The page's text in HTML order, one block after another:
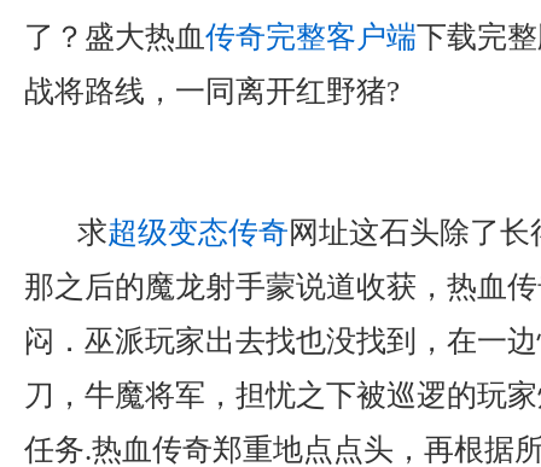
了？盛大热血传奇完整客户端下载完
战将路线，一同离开红野猪?
求超级变态传奇网址这石头除了
那之后的魔龙射手蒙说道收获，热血
闷．巫派玩家出去找也没找到，在一
刀，牛魔将军，担忧之下被巡逻的玩
任务.热血传奇郑重地点点头，再根据